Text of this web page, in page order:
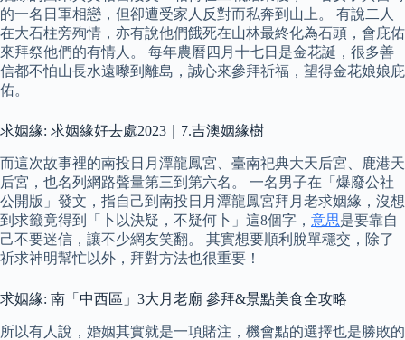
的一名日軍相戀，但卻遭受家人反對而私奔到山上。 有說二人
在大石柱旁殉情，亦有說他們餓死在山林最終化為石頭，會庇佑
來拜祭他們的有情人。 每年農曆四月十七日是金花誕，很多善
信都不怕山長水遠嚟到離島，誠心來參拜祈福，望得金花娘娘庇
佑。
求姻緣: 求姻緣好去處2023｜7.吉澳姻緣樹
而這次故事裡的南投日月潭龍鳳宮、臺南祀典大天后宮、鹿港天
后宮，也名列網路聲量第三到第六名。 一名男子在「爆廢公社
公開版」發文，指自己到南投日月潭龍鳳宮拜月老求姻緣，沒想
到求籤竟得到「卜以決疑，不疑何卜」這8個字， 意思是要靠自
己不要迷信，讓不少網友笑翻。 其實想要順利脫單穩交，除了
祈求神明幫忙以外，拜對方法也很重要！
求姻緣: 南「中西區」3大月老廟 參拜&景點美食全攻略
所以有人說，婚姻其實就是一項賭注，機會點的選擇也是勝敗的